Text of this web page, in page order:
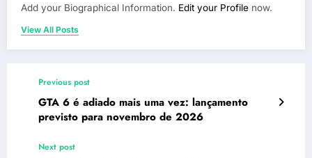
Add your Biographical Information. Edit your Profile now.
View All Posts
Previous post
GTA 6 é adiado mais uma vez: lançamento
previsto para novembro de 2026
Next post